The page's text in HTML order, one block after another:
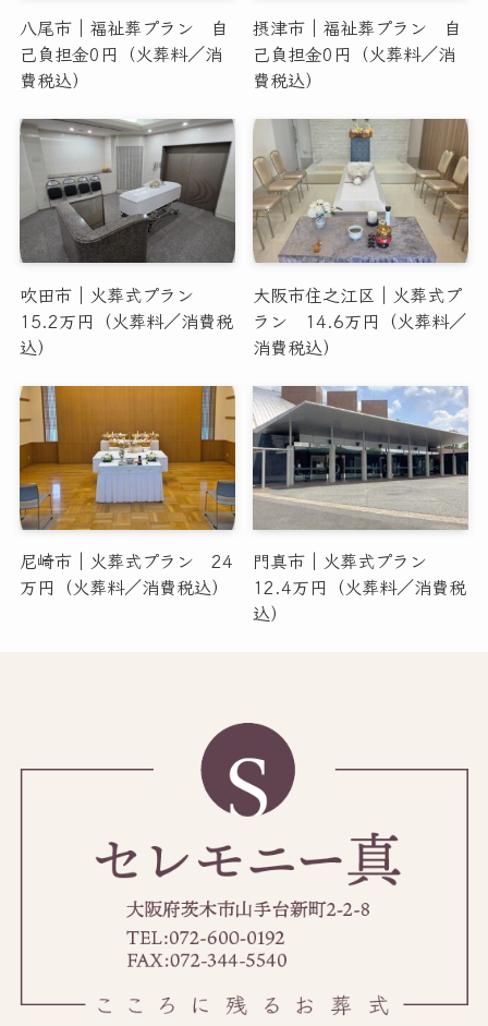
八尾市｜福祉葬プラン 自
己負担金0円（火葬料／消
費税込）
摂津市｜福祉葬プラン 自
己負担金0円（火葬料／消
費税込）
吹田市｜火葬式プラン
15.2万円（火葬料／消費税
込）
大阪市住之江区｜火葬式プ
ラン 14.6万円（火葬料／
消費税込）
尼崎市｜火葬式プラン 24
万円（火葬料／消費税込）
門真市｜火葬式プラン
12.4万円（火葬料／消費税
込）